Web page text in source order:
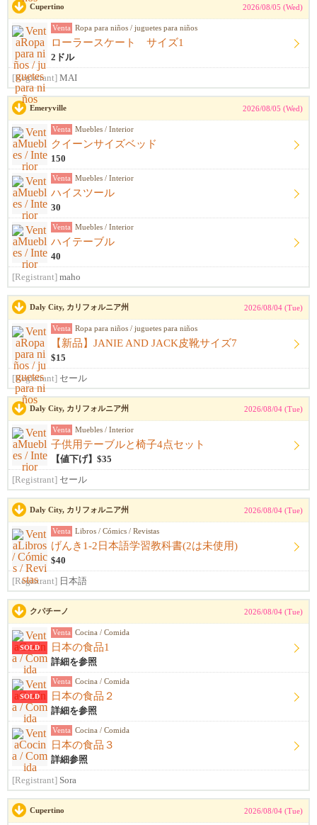
Cupertino 2026/08/05 (Wed)
Venta Ropa para niños / juguetes para niños
ローラースケート サイズ1
2ドル
[Registrant] MAI
Emeryville 2026/08/05 (Wed)
Venta Muebles / Interior
クイーンサイズベッド
150
Venta Muebles / Interior
ハイスツール
30
Venta Muebles / Interior
ハイテーブル
40
[Registrant] maho
Daly City, カリフォルニア州 2026/08/04 (Tue)
Venta Ropa para niños / juguetes para niños
【新品】JANIE AND JACK皮靴サイズ7
$15
[Registrant] セール
Daly City, カリフォルニア州 2026/08/04 (Tue)
Venta Muebles / Interior
子供用テーブルと椅子4点セット
【値下げ】$35
[Registrant] セール
Daly City, カリフォルニア州 2026/08/04 (Tue)
Venta Libros / Cómics / Revistas
げんき1-2日本語学習教科書(2は未使用)
$40
[Registrant] 日本語
クパチーノ 2026/08/04 (Tue)
SOLD
Venta Cocina / Comida
日本の食品1
詳細を参照
SOLD
Venta Cocina / Comida
日本の食品２
詳細を参照
Venta Cocina / Comida
日本の食品３
詳細参照
[Registrant] Sora
Cupertino 2026/08/04 (Tue)